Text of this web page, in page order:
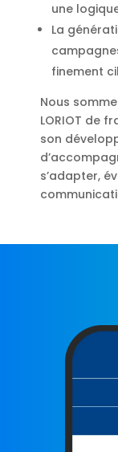
une
La
finement
Nous
LORIOT de
son
s’adapter,